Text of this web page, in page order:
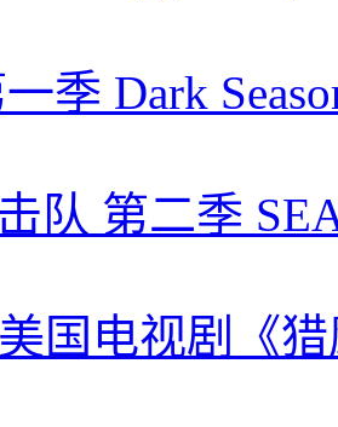
季 Dark
队 第二季
国电视剧《